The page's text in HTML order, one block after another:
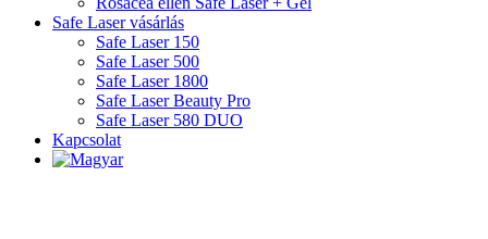
Safe Laser vásárlás
Safe Laser 150
Safe Laser 500
Safe Laser 1800
Safe Laser Beauty Pro
Safe Laser 580 DUO
Kapcsolat